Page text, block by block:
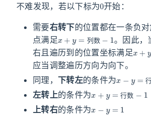
不难发现，若以下标为 开始：
需要右转下的位置都在一条负
点满足
列 数
x+ y=列数−1
。因此，
右且遍历到的位置坐标满足
x+
应当调整遍历方向为向下。
同理， 下转左的条件为
x −y
左转上的条件为 数
x+y = 行数 −1
上转右的条件为
x −y =